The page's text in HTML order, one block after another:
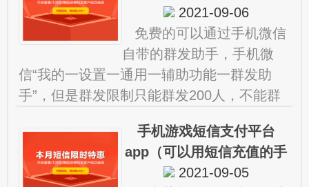
2021-09-06
免费的可以通过手机微信
自带的群发助手，手机微
信“我的一设置一通用一辅助功能一群发助
手”，但是群发限制只能群发200人，不能群
件批量发送短信 飞信手机游戏短信支付平台
app（可以用短信充值的手
机游戏）
2021-09-05